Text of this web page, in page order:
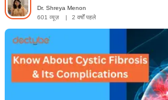
Dr. Shreya Menon
601 व्यूज़
| 2 वर्षों पहले